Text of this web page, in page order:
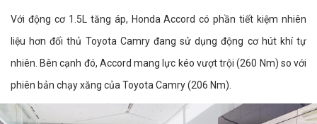
Với động cơ 1.5L tăng áp, Honda Accord có phần tiết kiệm nhiên
liệu hơn đối thủ Toyota Camry đang sử dụng động cơ hút khí tự
nhiên. Bên cạnh đó, Accord mang lực kéo vượt trội (260 Nm) so với
phiên bản chạy xăng của Toyota Camry (206 Nm).